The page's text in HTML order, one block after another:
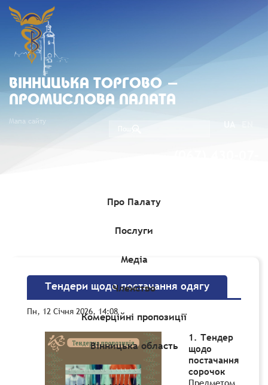
ВIННИЦЬКА ТОРГОВО -
ПРОМИСЛОВА ПАЛАТА
Мапа сайту
Про Палату
Послуги
Медіа
Членство
Комерційні пропозиції
Вінницька область
Комерційні пропозиції»Тендери щодо постачання
Тендери щодо постачання одягу
Пн, 12 Січня 2026, 14:08
1. Тендер
щодо
постачання
сорочок
Предметом